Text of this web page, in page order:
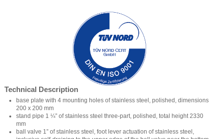
Technical Description
base plate with 4 mounting holes of stainless steel, polished, dimensions
200 x 200 mm
stand pipe 1 ¼” of stainless steel three-part, polished, total height 2330
mm
ball valve 1” of stainless steel, foot lever actuation of stainless steel,